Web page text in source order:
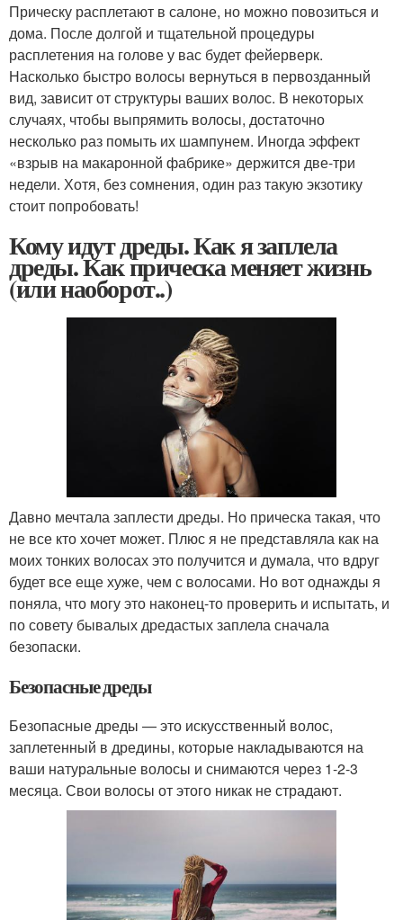
Прическу расплетают в салоне, но можно повозиться и
дома. После долгой и тщательной процедуры
расплетения на голове у вас будет фейерверк.
Насколько быстро волосы вернуться в первозданный
вид, зависит от структуры ваших волос. В некоторых
случаях, чтобы выпрямить волосы, достаточно
несколько раз помыть их шампунем. Иногда эффект
«взрыв на макаронной фабрике» держится две-три
недели. Хотя, без сомнения, один раз такую экзотику
стоит попробовать!
Кому идут дреды. Как я заплела
дреды. Как прическа меняет жизнь
(или наоборот..)
Давно мечтала заплести дреды. Но прическа такая, что
не все кто хочет может. Плюс я не представляла как на
моих тонких волосах это получится и думала, что вдруг
будет все еще хуже, чем с волосами. Но вот однажды я
поняла, что могу это наконец-то проверить и испытать, и
по совету бывалых дредастых заплела сначала
безопаски.
Безопасные дреды
Безопасные дреды — это искусственный волос,
заплетенный в дредины, которые накладываются на
ваши натуральные волосы и снимаются через 1-2-3
месяца. Свои волосы от этого никак не страдают.